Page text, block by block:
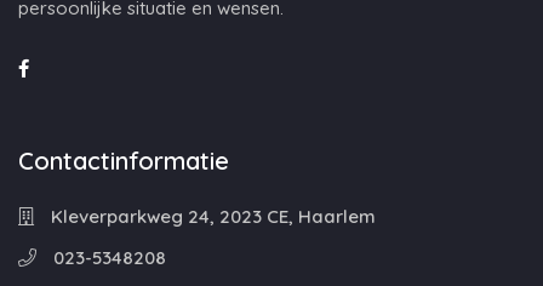
persoonlijke situatie en wensen.
Contactinformatie
Kleverparkweg 24, 2023 CE, Haarlem
023-5348208